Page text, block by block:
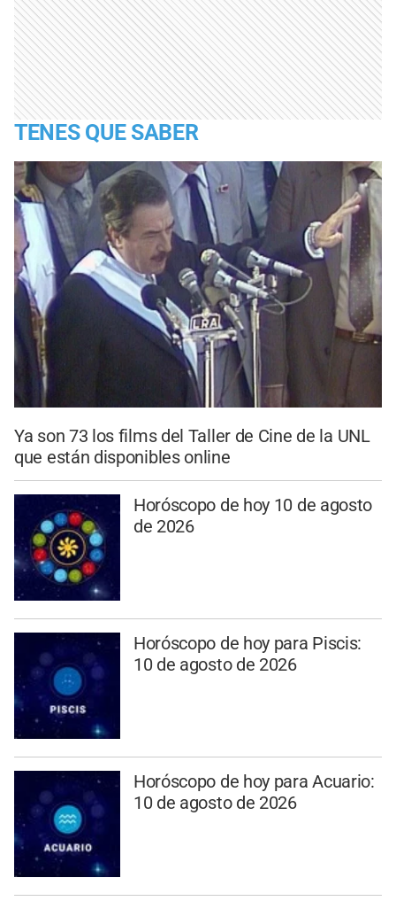
TENES QUE SABER
Ya son 73 los films del Taller de Cine de la UNL
que están disponibles online
Horóscopo de hoy 10 de agosto
de 2026
Horóscopo de hoy para Piscis:
10 de agosto de 2026
Horóscopo de hoy para Acuario:
10 de agosto de 2026